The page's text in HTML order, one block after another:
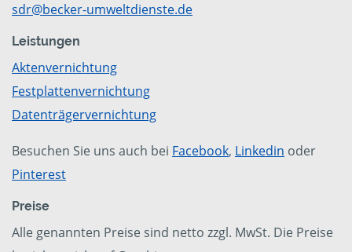
sdr@becker-umweltdienste.de
Leistungen
Aktenvernichtung
Festplattenvernichtung
Datenträgervernichtung
Besuchen Sie uns auch bei Facebook, Linkedin oder
Pinterest
Preise
Alle genannten Preise sind netto zzgl. MwSt. Die Preise